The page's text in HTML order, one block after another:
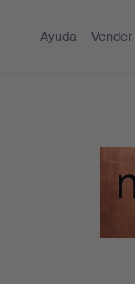
Ayuda Vender